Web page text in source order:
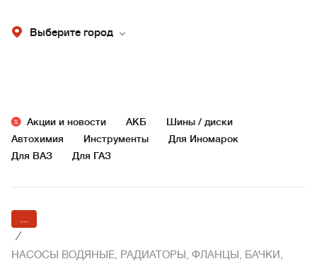
Выберите город
Акции и новости АКБ
Шины / диски
Автохимия
Инструменты
Для Иномарок
Для ВАЗ
Для ГАЗ
...
/
НАСОСЫ ВОДЯНЫЕ, РАДИАТОРЫ, ФЛАНЦЫ, БАЧКИ,